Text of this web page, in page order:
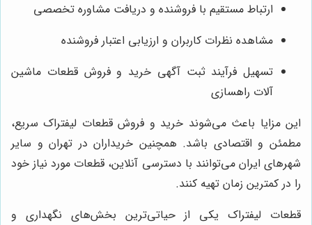
ارتباط مستقیم با فروشنده و دریافت مشاوره تخصصی
مشاهده نظرات کاربران و ارزیابی اعتبار فروشنده
تسهیل فرآیند ثبت آگهی خرید و فروش قطعات ماشین
آلات راهسازی
این مزایا باعث می‌شوند خرید و فروش قطعات لیفتراک سریع،
مطمئن و اقتصادی باشد. همچنین خریداران در تهران و سایر
شهرهای ایران می‌توانند با دسترسی آنلاین، قطعات مورد نیاز خود
را در کمترین زمان تهیه کنند.
قطعات لیفتراک یکی از حیاتی‌ترین بخش‌های نگهداری و